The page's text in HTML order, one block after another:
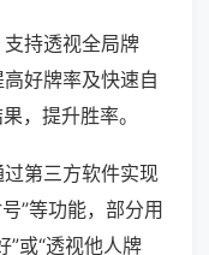
持透视全局牌
好牌率及快速自
，提升胜率。
第三方软件实现
”等功能，部分用
”或“透视他人牌